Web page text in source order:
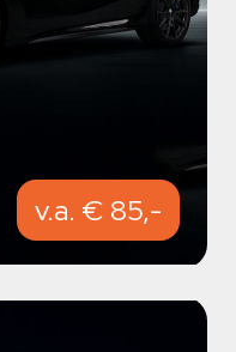
v.a. € 85,-